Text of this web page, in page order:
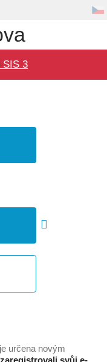
SIS 3
určena novým
svůj e-